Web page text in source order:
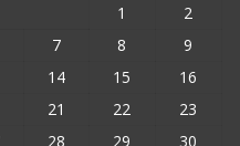
1
2
7 8
9
14 15
16
21 22
23
28 29 30